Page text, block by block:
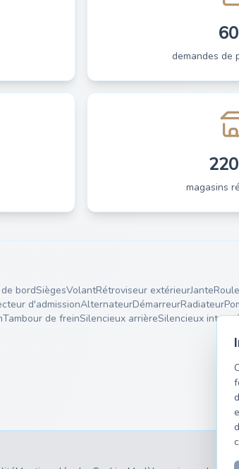
demandes de
magasins
bordSiègesVolantRétroviseur extérieurJante
d'admissionAlternateurDémarreurRadiateur
Tambour de freinSilencieux arrièreSilencieux